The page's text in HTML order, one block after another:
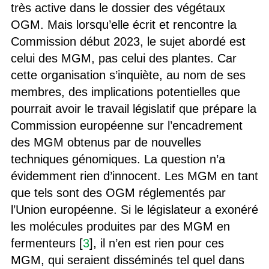
très active dans le dossier des végétaux
OGM. Mais lorsqu’elle écrit et rencontre la
Commission début 2023, le sujet abordé est
celui des MGM, pas celui des plantes. Car
cette organisation s’inquiète, au nom de ses
membres, des implications potentielles que
pourrait avoir le travail législatif que prépare la
Commission européenne sur l’encadrement
des MGM obtenus par de nouvelles
techniques génomiques. La question n’a
évidemment rien d’innocent. Les MGM en tant
que tels sont des OGM réglementés par
l’Union européenne. Si le législateur a exonéré
les molécules produites par des MGM en
fermenteurs [3], il n’en est rien pour ces
MGM, qui seraient disséminés tel quel dans